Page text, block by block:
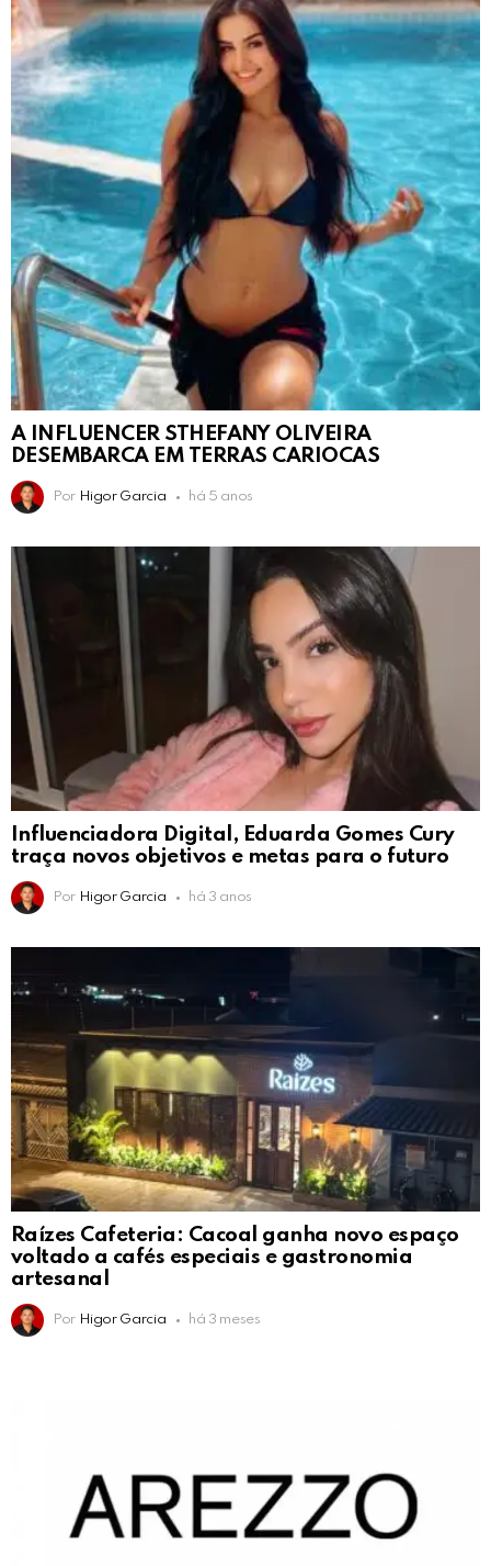
A INFLUENCER STHEFANY OLIVEIRA
DESEMBARCA EM TERRAS CARIOCAS
Por Higor Garcia há 5 anos
Influenciadora Digital, Eduarda Gomes Cury
traça novos objetivos e metas para o futuro
Por Higor Garcia há 3 anos
Raízes Cafeteria: Cacoal ganha novo espaço
voltado a cafés especiais e gastronomia
artesanal
Por Higor Garcia há 3 meses